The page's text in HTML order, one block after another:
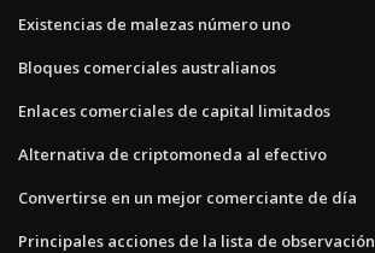
Existencias de malezas número uno
Bloques comerciales australianos
Enlaces comerciales de capital limitados
Alternativa de criptomoneda al efectivo
Convertirse en un mejor comerciante de día
Principales acciones de la lista de observación